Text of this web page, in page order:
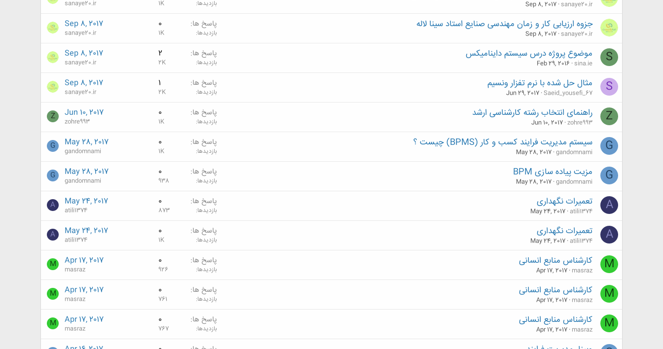
sanaye20.ir
Sep 8, 2017 بازدیدها 1K
sanaye20.ir
جزوه ارزیابی کار و زمان مهندسی صنایع استاد سینا لاله
sanaye20.ir
Sep 8, 2017
پاسخ ها 0
بازدیدها 1K
Sep 8, 2017
sanaye20.ir
S موضوع پروژه درس سیستم داینامیکس
sina.ie
Feb 29, 2016
پاسخ ها 2
بازدیدها 2K
Sep 8, 2017
sanaye20.ir
S مثال حل شده با نرم تفزار ونسیم
Saeid_yousefi_67
Jun 29, 2017
پاسخ ها 1
بازدیدها 2K
Sep 8, 2017
sanaye20.ir
Z راهنمای انتخاب رشته کارشناسی ارشد
zohre993
Jun 10, 2017
پاسخ ها 0
بازدیدها 1K
Jun 10, 2017
zohre993
Z
G سیستم مدیریت فرایند کسب و کار (BPMS) چیست ؟
gandomnami
May 28, 2017
پاسخ ها 0
بازدیدها 1K
May 28, 2017
gandomnami
G
G مزیت پیاده سازی BPM
gandomnami
May 28, 2017
پاسخ ها 0
بازدیدها 938
May 28, 2017
gandomnami
G
A تعمیرات نگهداری
atili1374
May 24, 2017
پاسخ ها 0
بازدیدها 873
May 24, 2017
atili1374
A
A تعمیرات نگهداری
atili1374
May 24, 2017
پاسخ ها 0
بازدیدها 1K
May 24, 2017
atili1374
A
M کارشناس منابع انسانی
masraz
Apr 17, 2017
پاسخ ها 0
بازدیدها 926
Apr 17, 2017
masraz
M
M کارشناس منابع انسانی
masraz
Apr 17, 2017
پاسخ ها 0
بازدیدها 761
Apr 17, 2017
masraz
M
M کارشناس منابع انسانی
masraz
Apr 17, 2017
پاسخ ها 0
بازدیدها 767
Apr 17, 2017
masraz
M